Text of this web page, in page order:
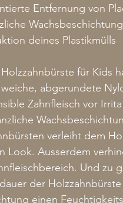
Entfernung von
deines Plastikmülls
für Kids
abgerundete
Zahnfleisch vor
verleiht dem
Look. Ausserdem
Und zu
der
einen